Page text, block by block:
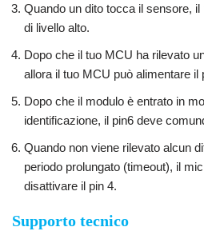
Quando un dito tocca il sensore,
di livello alto.
Dopo che il tuo MCU ha rilevato
allora il tuo MCU può alimentare il
Dopo che il modulo è entrato in
identificazione, il pin6 deve
Quando non viene rilevato alcun
periodo prolungato (timeout), il
disattivare il pin 4.
Supporto tecnico